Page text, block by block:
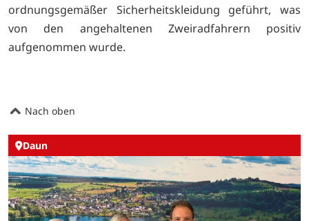
ordnungsgemäßer Sicherheitskleidung geführt, was
von den angehaltenen Zweiradfahrern positiv
aufgenommen wurde.
Nach oben
Daun